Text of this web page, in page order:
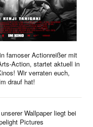
famoser Actionreißer mit
Action, startet aktuell in
Wir verraten euch,
drauf hat!
Wallpaper liegt bei
Pictures